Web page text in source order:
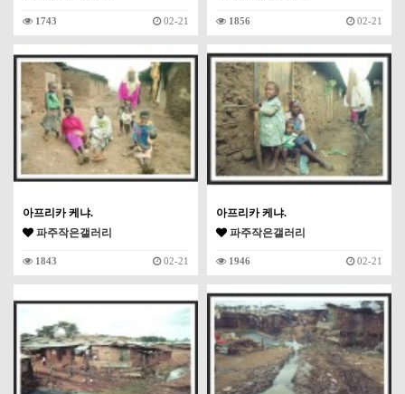
1743 02-21 1856 02-21
아프리카 케냐.
파주작은갤러리
1843 02-21
아프리카 케냐.
파주작은갤러리
1946 02-21